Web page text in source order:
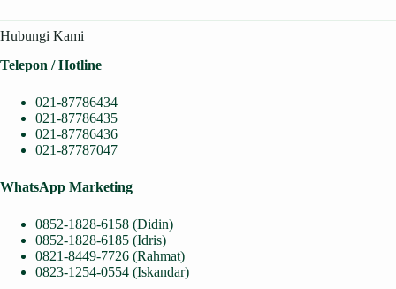
Hubungi Kami
Telepon / Hotline
021-87786434
021-87786435
021-87786436
021-87787047
WhatsApp Marketing
0852-1828-6158 (Didin)
0852-1828-6185 (Idris)
0821-8449-7726 (Rahmat)
0823-1254-0554 (Iskandar)